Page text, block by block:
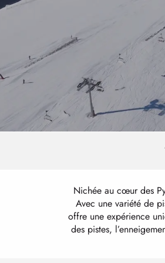
Nichée au cœur des
Avec une variété de
offre une expérience
des pistes,